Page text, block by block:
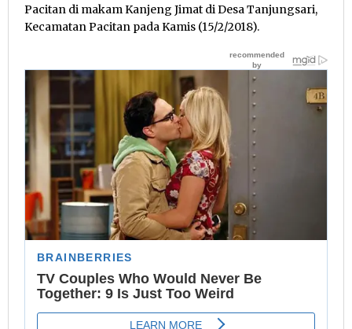
Pacitan di makam Kanjeng Jimat di Desa Tanjungsari,
Kecamatan Pacitan pada Kamis (15/2/2018).